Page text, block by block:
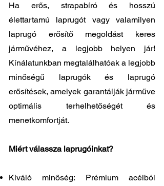
Ha erős, strapabíró és hosszú
élettartamú laprugót vagy valamilyen
laprugó erősítő megoldást keres
járművéhez, a legjobb helyen jár!
Kínálatunkban megtalálhatóak a legjobb
minőségű laprugók és laprugó
erősítések, amelyek garantálják járműve
optimális terhelhetőségét és
menetkomfortját.
Miért válassza laprugóinkat?
Kiváló minőség: Prémium acélból